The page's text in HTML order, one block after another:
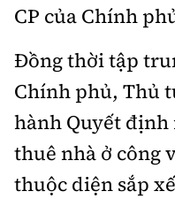
CP của Chính
Đồng thời tập
Chính phủ, Thủ
hành Quyết
thuê nhà ở công
thuộc diện sắp